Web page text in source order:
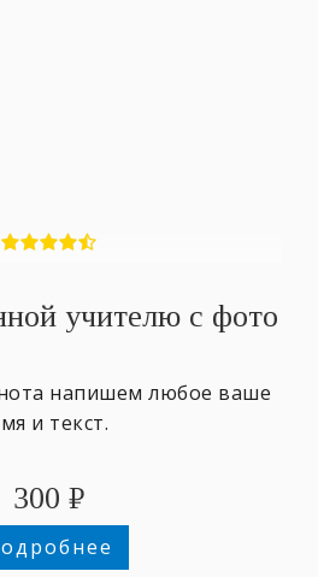
учителю с фото
напишем любое ваше
и текст.
300 ₽